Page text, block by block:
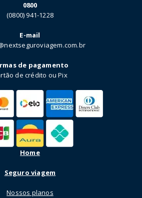
0800
(0800) 941-1228
E-mail
de pagamento
de crédito ou Pix
Home
Seguro viagem
Nossos planos